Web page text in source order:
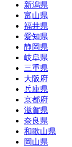
新潟県
富山県
福井県
愛知県
静岡県
岐阜県
三重県
大阪府
兵庫県
京都府
滋賀県
奈良県
和歌山県
岡山県